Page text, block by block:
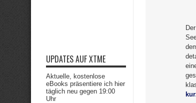
UPDATES AUF XTME
Aktuelle, kostenlose
eBooks präsentiere ich hier
täglich neu gegen 19:00
Uhr